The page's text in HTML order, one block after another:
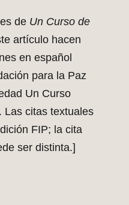
de Un Curso de
artículo hacen
en español
para la Paz
Un Curso
Las citas textuales
FIP; la cita
ser distinta.]